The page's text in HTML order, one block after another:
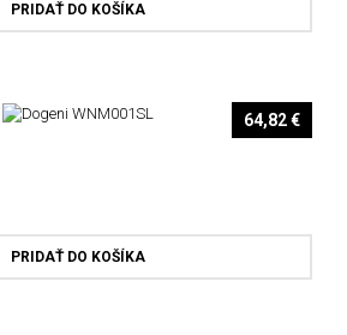
PRIDAŤ DO KOŠÍKA
64,82 €
PRIDAŤ DO KOŠÍKA